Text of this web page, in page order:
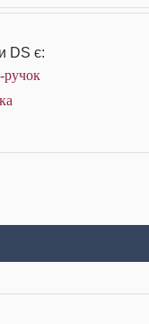
DS є:
ручок